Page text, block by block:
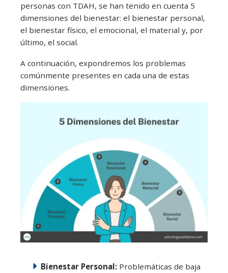
personas con TDAH, se han tenido en cuenta 5
dimensiones del bienestar: el bienestar personal,
el bienestar físico, el emocional, el material y, por
último, el social.
A continuación, expondremos los problemas
comúnmente presentes en cada una de estas
dimensiones.
Bienestar Personal: Problemáticas de baja